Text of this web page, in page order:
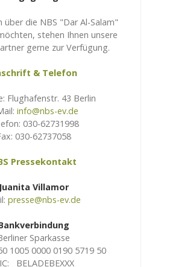
über die NBS "Dar Al-Salam"
stehen Ihnen unsere
gerne zur Verfügung.
& Telefon
Flughafenstr. 43 Berlin
info@nbs-ev.de
030-62731998
030-62737058
Pressekontakt
Juanita Villamor
presse@nbs-ev.de
Sparkasse
1005 0000 0190 5719 50
BELADEBEXXX